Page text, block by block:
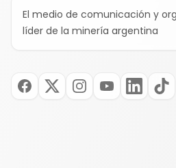
El medio de comunicación y
líder de la minería argentina